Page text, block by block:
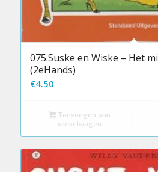
075.Suske en Wiske – Het
(2eHands)
€4.50
Toevoegen aan
winkelwagen